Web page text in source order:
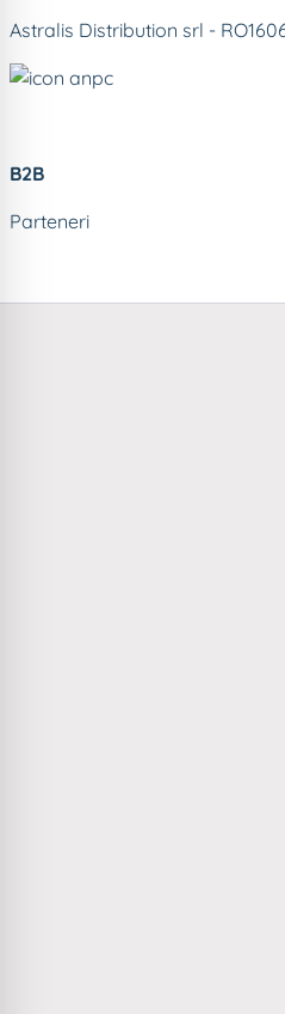
Astralis Distribution srl -
B2B
Parteneri